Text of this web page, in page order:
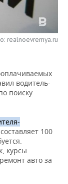
realnoevremya.ru
водитель-
поиску
100
курсы
авто за